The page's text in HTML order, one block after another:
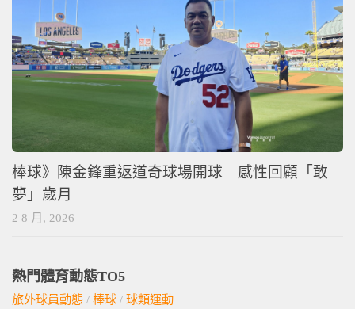
棒球》陳金鋒重返道奇球場開球 感性回顧「敢
夢」歲月
2 8 月, 2026
熱門體育動態TO5
旅外球員動態 / 棒球 / 球類運動